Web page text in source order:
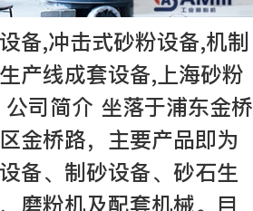
备,冲击式砂粉设备,机制
产线成套设备,上海砂粉
司简介 坐落于浦东金桥
金桥路，主要产品即为
备、制砂设备、砂石生